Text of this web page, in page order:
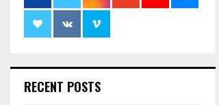
RECENT POSTS